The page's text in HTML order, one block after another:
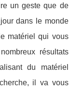
un geste que de
dans le monde
matériel qui vous
résultats
du matériel
il va vous